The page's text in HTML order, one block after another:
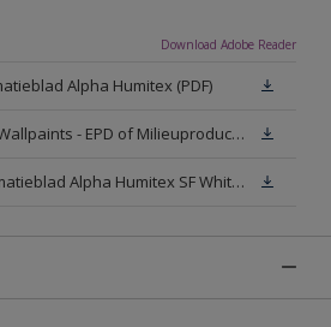
Download Adobe Reader
Alpha Humitex (PDF)
Sikkens Interior Wallpaints - EPD of Milieuproductverklaring
Veiligheidsinformatieblad Alpha Humitex SF White W05 (MSDS)